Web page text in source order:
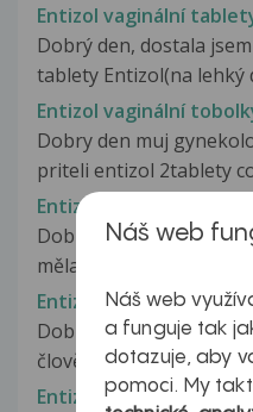
Entizol vaginální
Dobrý den, dostala
tablety Entizol(na lehký
Entizol vaginální
Dobry den muj
priteli entizol 2tablety
Entizol- vyléčení
Dobrý den, brala jsem
měla jsem výtok, žádné
Entizol, hemofilie a
Dobrý den, chtěl bych
člověk trpící hemofilií...
Entizol+Betadine
Náš web
Náš web
a funguje tak
dotazuje, aby
pomoci. My